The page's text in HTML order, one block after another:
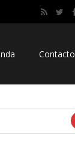
Contacto